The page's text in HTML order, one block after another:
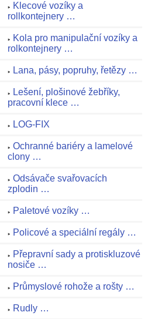
Klecové vozíky a
rollkontejnery …
Kola pro manipulační vozíky a
rolkontejnery …
Lana, pásy, popruhy, řetězy …
Lešení, plošinové žebříky,
pracovní klece …
LOG-FIX
Ochranné bariéry a lamelové
clony …
Odsávače svařovacích
zplodin …
Paletové vozíky …
Policové a speciální regály …
Přepravní sady a protiskluzové
nosiče …
Průmyslové rohože a rošty …
Rudly …